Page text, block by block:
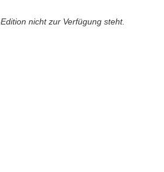
nicht zur Verfügung steht.